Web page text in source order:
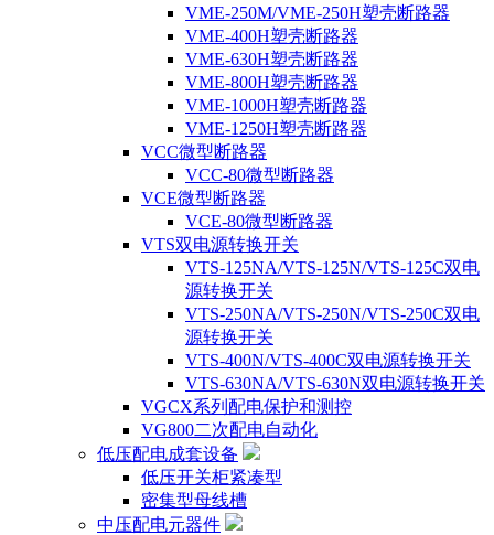
VME-250M/VME-250H塑壳断路器
VME-400H塑壳断路器
VME-630H塑壳断路器
VME-800H塑壳断路器
VME-1000H塑壳断路器
VME-1250H塑壳断路器
VCC微型断路器
VCC-80微型断路器
VCE微型断路器
VCE-80微型断路器
VTS双电源转换开关
VTS-125NA/VTS-125N/VTS-125C双电
源转换开关
VTS-250NA/VTS-250N/VTS-250C双电
源转换开关
VTS-400N/VTS-400C双电源转换开关
VTS-630NA/VTS-630N双电源转换开关
VGCX系列配电保护和测控
VG800二次配电自动化
低压配电成套设备
低压开关柜紧凑型
密集型母线槽
中压配电元器件